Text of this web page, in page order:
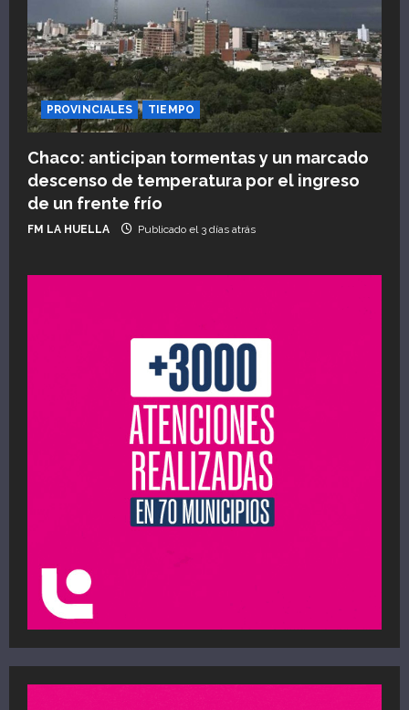
PROVINCIALES TIEMPO
Chaco: anticipan tormentas y un marcado
descenso de temperatura por el ingreso
de un frente frío
FM LA HUELLA Publicado el 3 días atrás